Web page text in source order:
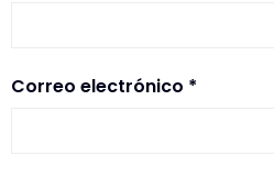
Correo electrónico *